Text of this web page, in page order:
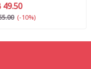
49.50
(-10%)